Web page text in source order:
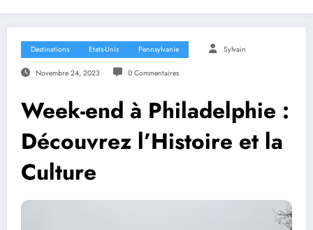
Destinations Etats-Unis Pennsylvanie Sylvain
Novembre 24, 2023 0 Commentaires
Week-end à Philadelphie :
Découvrez l’Histoire et la
Culture